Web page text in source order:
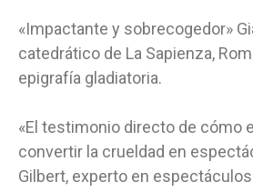
«Impactante y sobrecogedor»
catedrático de La Sapienza,
epigrafía gladiatoria.
«El testimonio directo de cómo
convertir la crueldad en
Gilbert, experto en